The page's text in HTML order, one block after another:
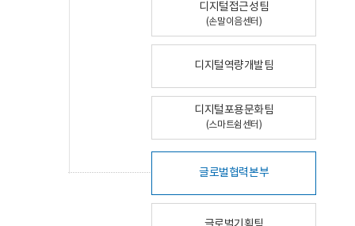
디지털접근성팀
(손말이음센터)
디지털역량개발팀
디지털포용문화팀
(스마트쉼센터)
글로벌협력본부